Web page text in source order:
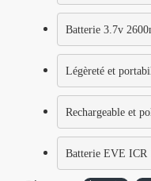
Batterie 3.7v
Légèreté et
Rechargeable et
Batterie EVE ICR